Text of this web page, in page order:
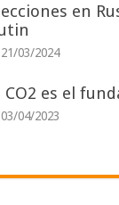
en
21/03/2024
CO2 es el
03/04/2023